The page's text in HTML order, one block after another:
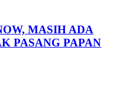
MASIH ADA
PASANG PAPAN